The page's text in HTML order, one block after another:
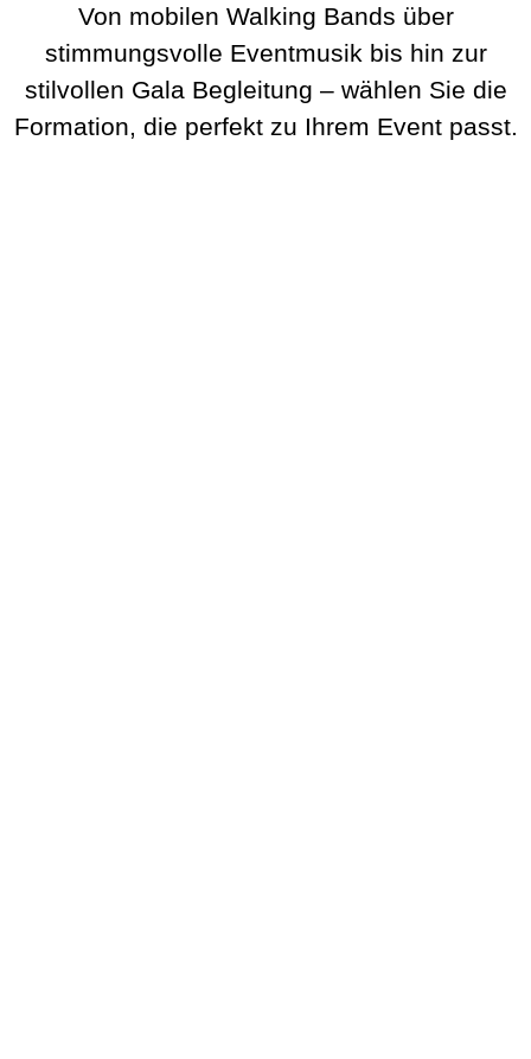
Von mobilen Walking Bands über
stimmungsvolle Eventmusik bis hin zur
stilvollen Gala Begleitung – wählen Sie die
Formation, die perfekt zu Ihrem Event passt.